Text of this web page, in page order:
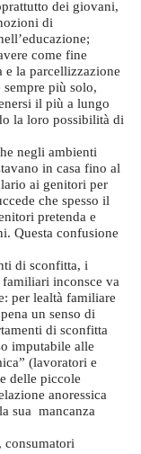
dei giovani,
di
come fine
e la parcellizzazione
più solo,
il più a lungo
la loro possibilità di
negli ambienti
in casa fino al
ai genitori per
che spesso il
pretenda e
Questa confusione
di sconfitta, i
inconsce va
per lealtà familiare
un senso di
di sconfitta
imputabile alle
(lavoratori e
delle piccole
anoressica
sua mancanza